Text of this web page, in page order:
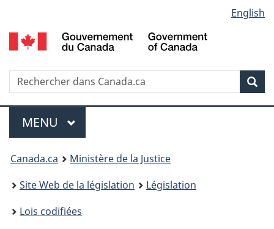
au
contenu
propos
de
la
HTML
simplifiée
selection
English
Recherche
Menu
MENU PRINCIPAL
You
are
here:
Canada.ca
Ministère de la Justice
Site Web de la législation
Législation
Lois codifiées